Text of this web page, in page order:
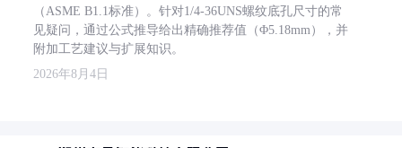
（ASME B1.1标准）。针对1/4-36UNS螺纹底孔尺寸的常
见疑问，通过公式推导给出精确推荐值（Φ5.18mm），并
附加工艺建议与扩展知识。
2026年8月4日